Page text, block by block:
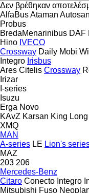
Δεν βρέθηκαν
AlfaBusAtaman Autosan
Probus
BredaMenarinibus DAF
Hino IVECO
Crossway Daily Mobi
Integro Irisbus
Ares Citelis Crossway
Irizar
I-series
Isuzu
Erga Novo
KAvZ Karsan King Long
XMQ
MAN
A-series LE Lion's
MAZ
203 206
Mercedes-Benz
Citaro Conecto Integro
Mitsubishi Fuso